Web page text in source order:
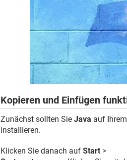
Kopieren und Einfügen
Zunächst sollten Sie Java auf
installieren.
Klicken Sie danach auf Start >